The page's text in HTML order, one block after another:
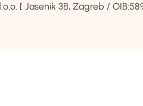
[ Jasenik 3B, Zagreb /